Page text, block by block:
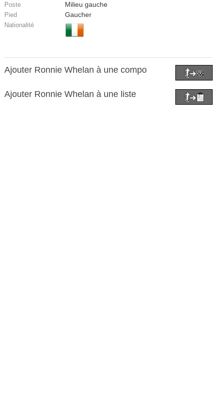
Poste Milieu gauche
Pied Gaucher
Nationalité
Ajouter Ronnie Whelan à une compo
Ajouter Ronnie Whelan à une liste